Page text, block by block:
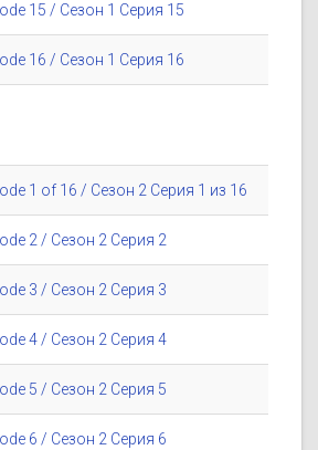
15 / Сезон 1 Серия 15
16 / Сезон 1 Серия 16
1 of 16 / Сезон 2 Серия 1 из 16
2 / Сезон 2 Серия 2
3 / Сезон 2 Серия 3
4 / Сезон 2 Серия 4
5 / Сезон 2 Серия 5
6 / Сезон 2 Серия 6